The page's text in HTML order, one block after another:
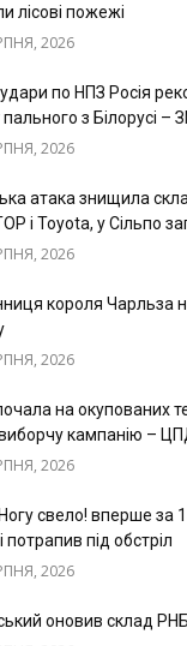
лісові пожежі
2026
по НПЗ Росія
з Білорусі –
2026
атака знищила
і Toyota, у Сільпо
2026
короля Чарльза
2026
на окупованих
кампанію –
2026
свело! вперше за
потрапив під обстріл
2026
оновив склад